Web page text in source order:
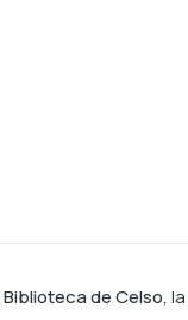
Biblioteca de Celso, la